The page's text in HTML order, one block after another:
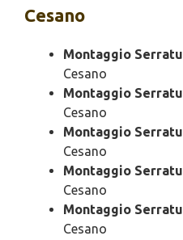
Cesano
Montaggio
Cesano
Montaggio
Cesano
Montaggio
Cesano
Montaggio
Cesano
Montaggio
Cesano